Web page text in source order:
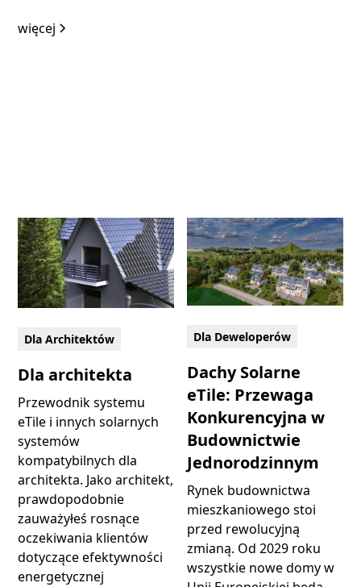
więcej
Dla Architektów
Dla architekta
Przewodnik systemu
eTile i innych solarnych
systemów
kompatybilnych dla
architekta. Jako architekt,
prawdopodobnie
zauważyłeś rosnące
oczekiwania klientów
dotyczące efektywności
energetycznej
Dla Deweloperów
Dachy Solarne
eTile: Przewaga
Konkurencyjna w
Budownictwie
Jednorodzinnym
Rynek budownictwa
mieszkaniowego stoi
przed rewolucyjną
zmianą. Od 2029 roku
wszystkie nowe domy w